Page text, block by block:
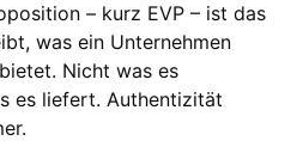
– kurz EVP – ist das
was ein Unternehmen
Nicht was es
es liefert. Authentizität